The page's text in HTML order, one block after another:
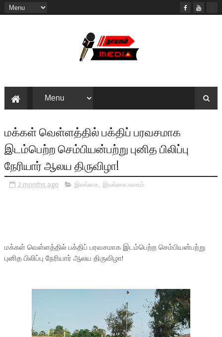
மக்கள் வெள்ளத்தில் பக்திப் பரவசமாக
இடம்பெற்ற செம்பியன்பற்று புனித பிலிப்பு
நேரியார் ஆலய திருவிழா!
2 months ago இலங்கை, இலங்கை.உலகம்
மக்கள் வெள்ளத்தில் பக்திப் பரவசமாக இடம்பெற்ற செம்பியன்பற்று
புனித பிலிப்பு நேரியார் ஆலய திருவிழா!